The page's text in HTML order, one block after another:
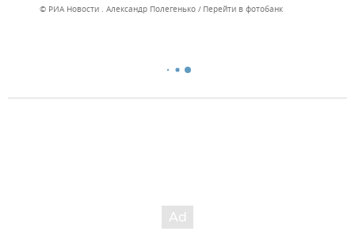
© РИА Новости . Александр Полегенько Перейти в фотобанк